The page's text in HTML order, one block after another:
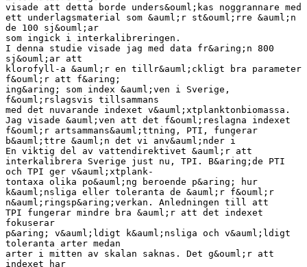
visade att detta borde unders&ouml;kas noggrannare med
ett underlagsmaterial som &auml;r st&ouml;rre &auml;n
de 100 sj&ouml;ar
som ingick i interkalibreringen.
I denna studie visade jag med data fr&aring;n 800
sj&ouml;ar att
klorofyll-a &auml;r en tillr&auml;ckligt bra parameter
f&ouml;r att f&aring;
ing&aring; som index &auml;ven i Sverige,
f&ouml;rslagsvis tillsammans
med det nuvarande indexet v&auml;xtplanktonbiomassa.
Jag visade &auml;ven att det f&ouml;reslagna indexet
f&ouml;r artsammans&auml;ttning, PTI, fungerar
b&auml;ttre &auml;n det vi anv&auml;nder i
En viktig del av vattendirektivet &auml;r att
interkalibrera Sverige just nu, TPI. B&aring;de PTI
och TPI ger v&auml;xtplank-
tontaxa olika po&auml;ng beroende p&aring; hur
k&auml;nsliga eller toleranta de &auml;r f&ouml;r
n&auml;ringsp&aring;verkan. Anledningen till att
TPI fungerar mindre bra &auml;r att det indexet
fokuserar
p&aring; v&auml;ldigt k&auml;nsliga och v&auml;ldigt
toleranta arter medan
arter i mitten av skalan saknas. Det g&ouml;r att
indexet har